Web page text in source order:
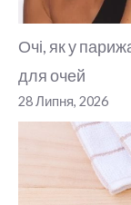
Очі, як у
для очей
28 Липня, 2026